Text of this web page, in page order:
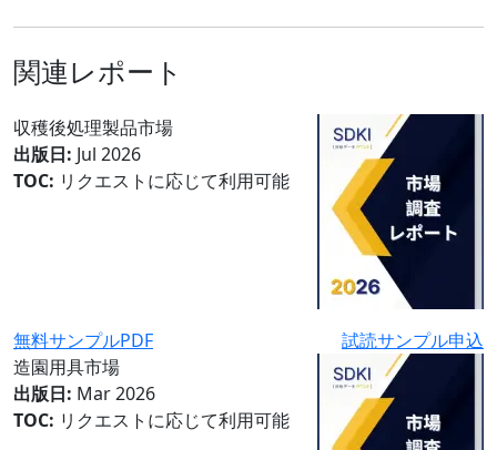
関連レポート
収穫後処理製品市場
出版日: Jul 2026
TOC: リクエストに応じて利用可能
無料サンプルPDF
試読サンプル申込
造園用具市場
出版日: Mar 2026
TOC: リクエストに応じて利用可能